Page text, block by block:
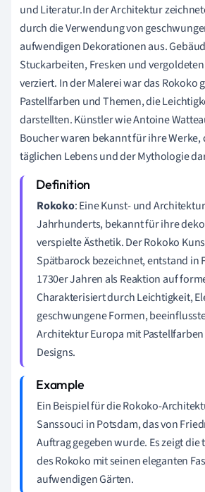
und Literatur.In der Architektur
durch die Verwendung von
aufwendigen Dekorationen aus.
Stuckarbeiten, Fresken und
verziert. In der Malerei war das Rokoko
Pastellfarben und Themen, die
darstellten. Künstler wie Antoine
Boucher waren bekannt für ihre Werke,
täglichen Lebens und der Mythologie
Rokoko: Eine Kunst- und
Jahrhunderts, bekannt für ihre
verspielte Ästhetik. Der Rokoko
Spätbarock bezeichnet, entstand in
1730er Jahren als Reaktion auf
Charakterisiert durch Leichtigkeit,
geschwungene Formen,
Architektur Europa mit
Designs.
Ein Beispiel für die Rokoko-
Sanssouci in Potsdam, das von
Auftrag gegeben wurde. Es zeigt
des Rokoko mit seinen eleganten
aufwendigen Gärten.